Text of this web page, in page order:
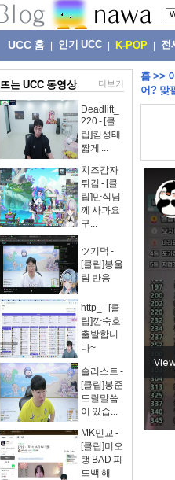
UCC 홈 인기 UCC K-POP 전
뜨는 UCC 동영상 더보기
Deadlift_
220 - [클
립]킴성태
짧게 ...
치즈감자
튀김 - [클
립]만식님
께 사과요
구...
ツ기덕 -
[클립]봉울
림 반응
http_ - [클
립]깐숙호
출발합니
다~
솔리스트 -
[클립]봉준
드릴말씀
이 있습...
MK민교 -
[클립]미오
탱 BAD 피
드백 해
홈 >>
어? 맞